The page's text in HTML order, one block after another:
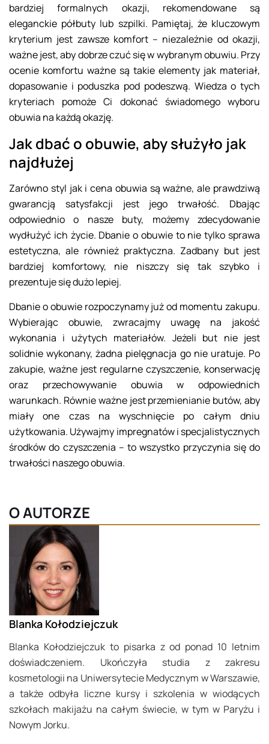
bardziej formalnych okazji, rekomendowane są
eleganckie półbuty lub szpilki. Pamiętaj, że kluczowym
kryterium jest zawsze komfort – niezależnie od okazji,
ważne jest, aby dobrze czuć się w wybranym obuwiu. Przy
ocenie komfortu ważne są takie elementy jak materiał,
dopasowanie i poduszka pod podeszwą. Wiedza o tych
kryteriach pomoże Ci dokonać świadomego wyboru
obuwia na każdą okazję.
Jak dbać o obuwie, aby służyło jak
najdłużej
Zarówno styl jak i cena obuwia są ważne, ale prawdziwą
gwarancją satysfakcji jest jego trwałość. Dbając
odpowiednio o nasze buty, możemy zdecydowanie
wydłużyć ich życie. Dbanie o obuwie to nie tylko sprawa
estetyczna, ale również praktyczna. Zadbany but jest
bardziej komfortowy, nie niszczy się tak szybko i
prezentuje się dużo lepiej.
Dbanie o obuwie rozpoczynamy już od momentu zakupu.
Wybierając obuwie, zwracajmy uwagę na jakość
wykonania i użytych materiałów. Jeżeli but nie jest
solidnie wykonany, żadna pielęgnacja go nie uratuje. Po
zakupie, ważne jest regularne czyszczenie, konserwację
oraz przechowywanie obuwia w odpowiednich
warunkach. Równie ważne jest przemienianie butów, aby
miały one czas na wyschnięcie po całym dniu
użytkowania. Używajmy impregnatów i specjalistycznych
środków do czyszczenia – to wszystko przyczynia się do
trwałości naszego obuwia.
O AUTORZE
Blanka Kołodziejczuk
Blanka Kołodziejczuk to pisarka z od ponad 10 letnim
doświadczeniem. Ukończyła studia z zakresu
kosmetologii na Uniwersytecie Medycznym w Warszawie,
a także odbyła liczne kursy i szkolenia w wiodących
szkołach makijażu na całym świecie, w tym w Paryżu i
Nowym Jorku.